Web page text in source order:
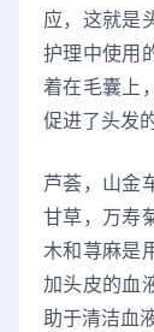
应，这就是
护理中使用
着在毛囊上
促进了头发
芦荟，山金
甘草，万寿
木和荨麻是
加头皮的血
助于清洁血